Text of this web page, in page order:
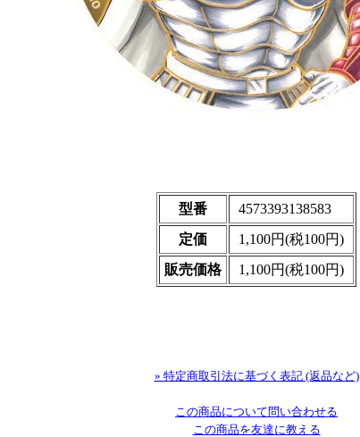
型番
4573393138583
定価
1,100円(税100円)
販売価格
1,100円(税100円)
» 特定商取引法に基づく表記 (返品など)
この商品について問い合わせる
この商品を友達に教える